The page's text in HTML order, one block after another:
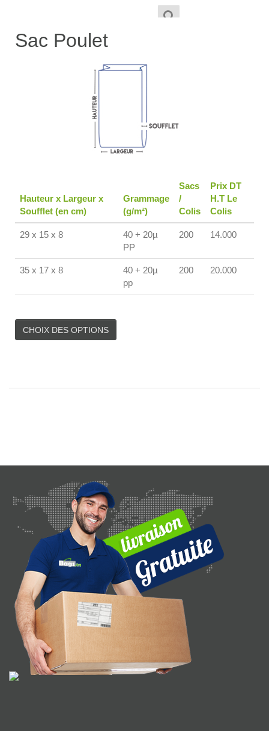
Sac Poulet
Hauteur x Largeur x
Soufflet (en cm)
Grammage
(g/m²)
Sacs
/
Colis
Prix DT
H.T Le
Colis
29 x 15 x 8
40 + 20µ
PP
200 14.000
35 x 17 x 8
40 + 20µ
pp
200 20.000
CHOIX DES OPTIONS